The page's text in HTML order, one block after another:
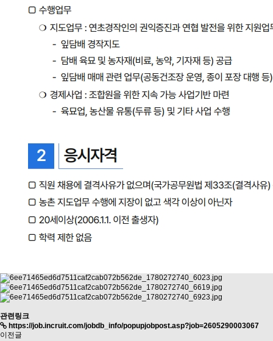
관련링크
https://job.incruit.com/jobdb_info/popupjobpost.asp?job=2605290003067
이전글